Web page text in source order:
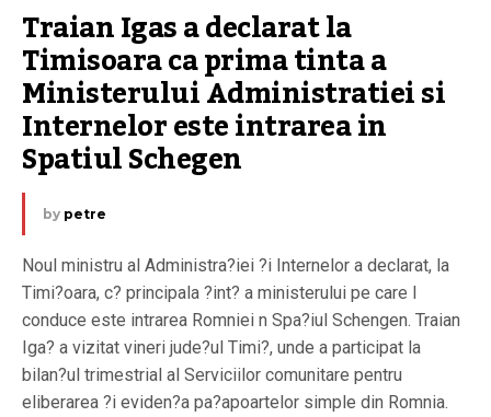
Traian Igas a declarat la
Timisoara ca prima tinta a
Ministerului Administratiei si
Internelor este intrarea in
Spatiul Schegen
by petre
Noul ministru al Administra?iei ?i Internelor a declarat, la
Timi?oara, c? principala ?int? a ministerului pe care l
conduce este intrarea Romniei n Spa?iul Schengen. Traian
Iga? a vizitat vineri jude?ul Timi?, unde a participat la
bilan?ul trimestrial al Serviciilor comunitare pentru
eliberarea ?i eviden?a pa?apoartelor simple din Romnia.